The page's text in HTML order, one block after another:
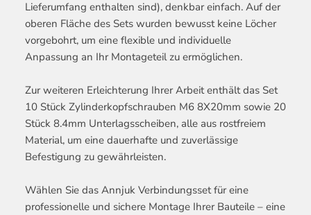
Lieferumfang enthalten sind), denkbar einfach. Auf der
oberen Fläche des Sets wurden bewusst keine Löcher
vorgebohrt, um eine flexible und individuelle
Anpassung an Ihr Montageteil zu ermöglichen.
Zur weiteren Erleichterung Ihrer Arbeit enthält das Set
10 Stück Zylinderkopfschrauben M6 8X20mm sowie 20
Stück 8.4mm Unterlagsscheiben, alle aus rostfreiem
Material, um eine dauerhafte und zuverlässige
Befestigung zu gewährleisten.
Wählen Sie das Annjuk Verbindungsset für eine
professionelle und sichere Montage Ihrer Bauteile – eine